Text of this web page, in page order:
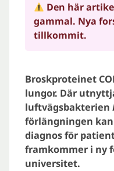
Den här
gammal. Nya
tillkommit.
Broskproteinet
lungor. Där
luftvägsbakterien
förlängningen
diagnos för
framkommer i ny
universitet.